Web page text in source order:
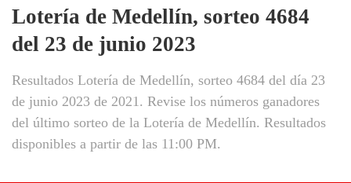
Lotería de Medellín, sorteo 4684
del 23 de junio 2023
Resultados Lotería de Medellín, sorteo 4684 del día 23
de junio 2023 de 2021. Revise los números ganadores
del último sorteo de la Lotería de Medellín. Resultados
disponibles a partir de las 11:00 PM.